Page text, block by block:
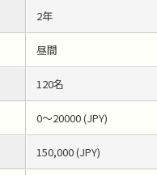
2年
昼間
120名
0～20000 (JPY)
150,000 (JPY)